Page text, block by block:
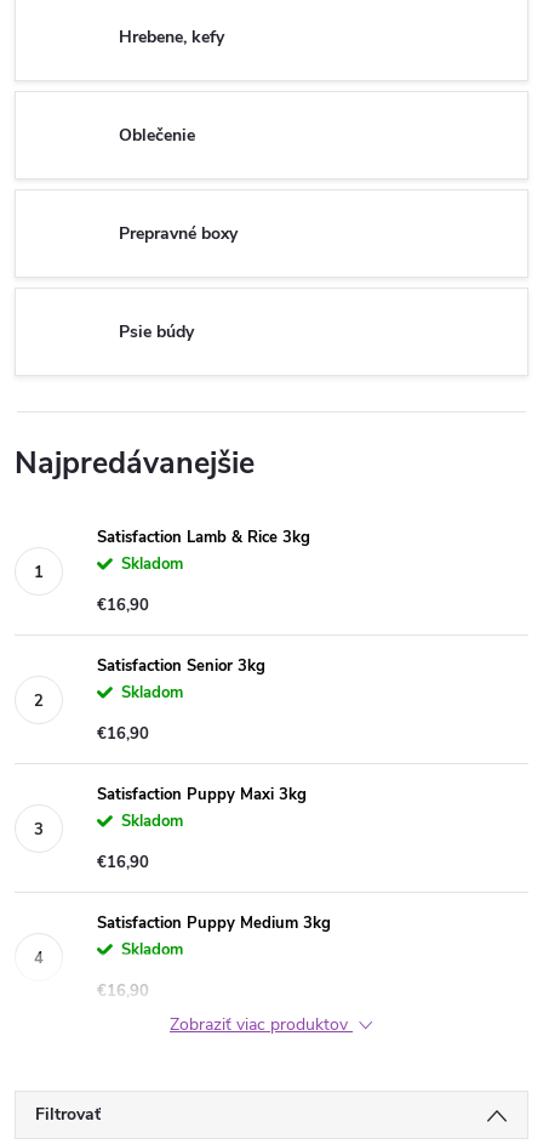
Hrebene, kefy
Oblečenie
Prepravné boxy
Psie búdy
Najpredávanejšie
Satisfaction Lamb & Rice 3kg
Skladom
€16,90
Satisfaction Senior 3kg
Skladom
€16,90
Satisfaction Puppy Maxi 3kg
Skladom
€16,90
Satisfaction Puppy Medium 3kg
Skladom
€16,90
Zobraziť viac produktov
Filtrovať